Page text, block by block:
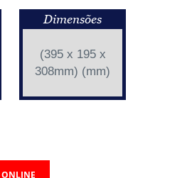
Dimensões
(395 x 195 x
308mm) (mm)
ONLINE